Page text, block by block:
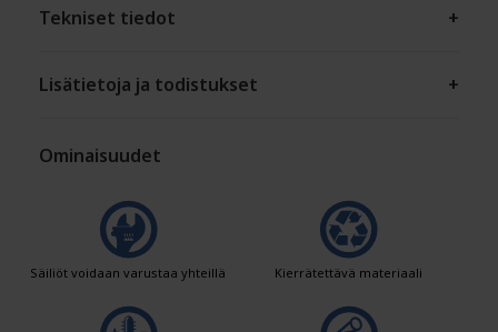
Tekniset tiedot +
Lisätietoja ja todistukset +
Ominaisuudet
Säiliöt voidaan varustaa yhteillä Kierrätettävä materiaali